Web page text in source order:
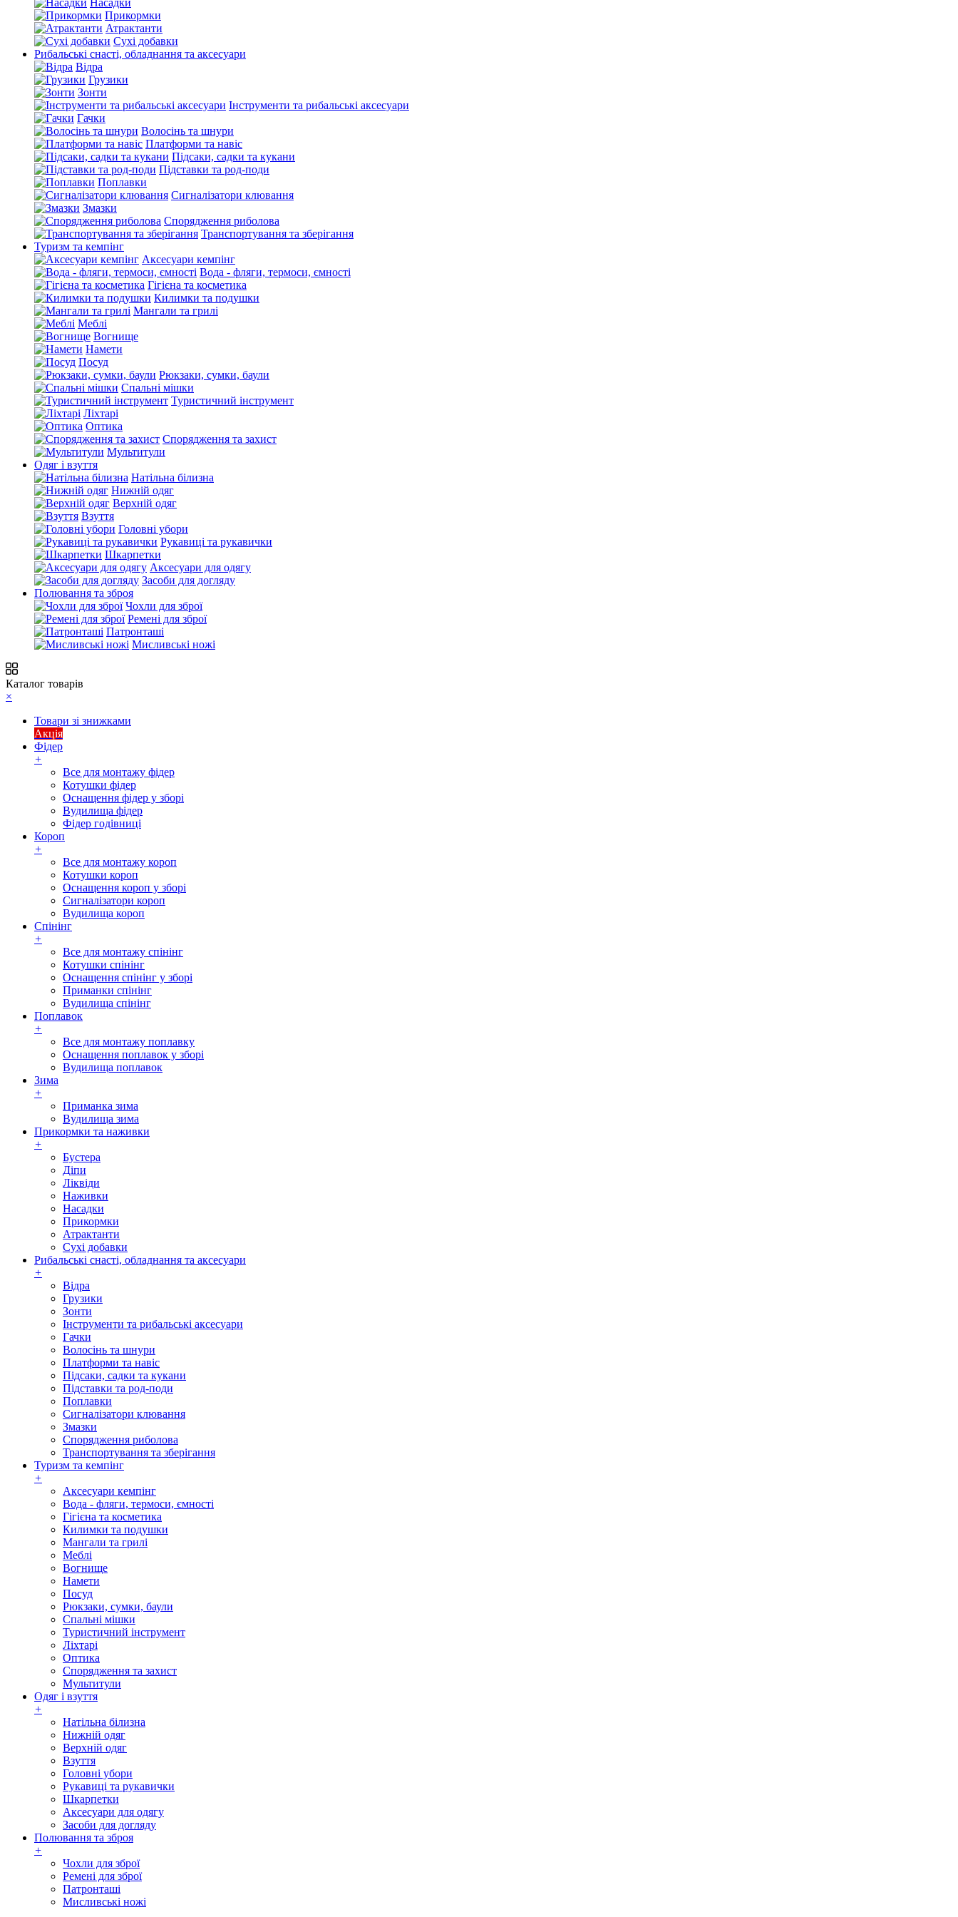
Насадки
Прикормки
Атрактанти
Сухі добавки
Рибальські снасті, обладнання та аксесуари
Відра
Грузики
Зонти
Інструменти та рибальські аксесуари
Гачки
Волосінь та шнури
Платформи та навіс
Підсаки, садки та кукани
Підставки та род-поди
Поплавки
Сигналізатори клювання
Змазки
Спорядження риболова
Транспортування та зберігання
Туризм та кемпінг
Аксесуари кемпінг
Вода - фляги, термоси, ємності
Гігієна та косметика
Килимки та подушки
Мангали та грилі
Меблі
Вогнище
Намети
Посуд
Рюкзаки, сумки, баули
Спальні мішки
Туристичний інструмент
Ліхтарі
Оптика
Спорядження та захист
Мультитули
Одяг і взуття
Натільна білизна
Нижній одяг
Верхній одяг
Взуття
Головні убори
Рукавиці та рукавички
Шкарпетки
Аксесуари для одягу
Засоби для догляду
Полювання та зброя
Чохли для зброї
Ремені для зброї
Патронташі
Мисливські ножі
Каталог товарів
×
Товари зі знижками
Акція
Фідер
+
Все для монтажу фідер
Котушки фідер
Оснащення фідер у зборі
Вудилища фідер
Фідер годівниці
Короп
+
Все для монтажу короп
Котушки короп
Оснащення короп у зборі
Сигналізатори короп
Вудилища короп
Спінінг
+
Все для монтажу спінінг
Котушки спінінг
Оснащення спінінг у зборі
Приманки спінінг
Вудилища спінінг
Поплавок
+
Все для монтажу поплавку
Оснащення поплавок у зборі
Вудилища поплавок
Зима
+
Приманка зима
Вудилища зима
Прикормки та наживки
+
Бустера
Діпи
Ліквіди
Наживки
Насадки
Прикормки
Атрактанти
Сухі добавки
Рибальські снасті, обладнання та аксесуари
+
Відра
Грузики
Зонти
Інструменти та рибальські аксесуари
Гачки
Волосінь та шнури
Платформи та навіс
Підсаки, садки та кукани
Підставки та род-поди
Поплавки
Сигналізатори клювання
Змазки
Спорядження риболова
Транспортування та зберігання
Туризм та кемпінг
+
Аксесуари кемпінг
Вода - фляги, термоси, ємності
Гігієна та косметика
Килимки та подушки
Мангали та грилі
Меблі
Вогнище
Намети
Посуд
Рюкзаки, сумки, баули
Спальні мішки
Туристичний інструмент
Ліхтарі
Оптика
Спорядження та захист
Мультитули
Одяг і взуття
+
Натільна білизна
Нижній одяг
Верхній одяг
Взуття
Головні убори
Рукавиці та рукавички
Шкарпетки
Аксесуари для одягу
Засоби для догляду
Полювання та зброя
+
Чохли для зброї
Ремені для зброї
Патронташі
Мисливські ножі